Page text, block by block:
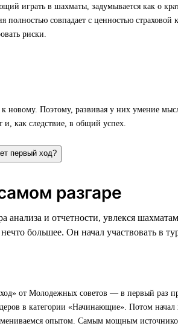
играть в шахматы, задумывается как о
полностью совпадает с ценностью страховой
риски.
новому. Поэтому, развивая у них умение
как следствие, в общий успех.
первый ход?
разгаре
анализа и отчетности, увлекся
большее. Он начал участвовать в
от Молодежных советов — в первый раз
в категории «Начинающие». Потом начал
опытом. Самым мощным